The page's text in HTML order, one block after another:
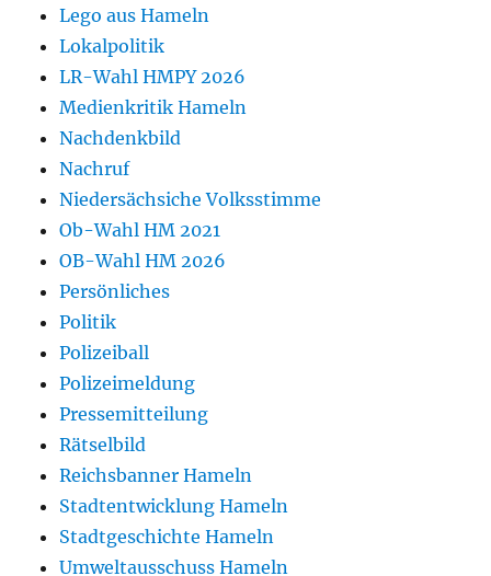
Lego aus Hameln
Lokalpolitik
LR-Wahl HMPY 2026
Medienkritik Hameln
Nachdenkbild
Nachruf
Niedersächsiche Volksstimme
Ob-Wahl HM 2021
OB-Wahl HM 2026
Persönliches
Politik
Polizeiball
Polizeimeldung
Pressemitteilung
Rätselbild
Reichsbanner Hameln
Stadtentwicklung Hameln
Stadtgeschichte Hameln
Umweltausschuss Hameln